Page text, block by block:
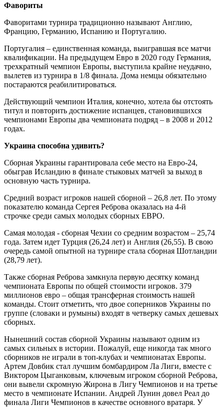
Фавориты
Фаворитами турнира традиционно называют Англию,
Францию, Германию, Испанию и Португалию.
Португалия – единственная команда, выигравшая все матчи
квалификации. На предыдущем Евро в 2020 году Германия,
трехкратный чемпион Европы, выступила крайне неудачно,
вылетев из турнира в 1/8 финала. Дома немцы обязательно
постараются реабилитироваться.
Действующий чемпион Италия, конечно, хотела бы отстоять
титул и повторить достижение испанцев, становившихся
чемпионами Европы два чемпионата подряд – в 2008 и 2012
годах.
Украина способна удивить?
Сборная Украины гарантировала себе место на Евро-24,
обыграв Исландию в финале стыковых матчей за выход в
основную часть турнира.
Средний возраст игроков нашей сборной – 26,8 лет. По этому
показателю команда Сергея Реброва оказалась на 4-й
строчке среди самых молодых сборных ЕВРО.
Самая молодая - сборная Чехии со средним возрастом – 25,74
года. Затем идет Турция (26,24 лет) и Англия (26,55). В свою
очередь самой опытной на турнире стала сборная Шотландии
(28,79 лет).
Также сборная Реброва замкнула первую десятку команд
чемпионата Европы по общей стоимости игроков. 379
миллионов евро – общая трансферная стоимость нашей
команды. Стоит отметить, что двое соперников Украины по
группе (словаки и румыны) входят в четверку самых дешевых
сборных.
Нынешний состав сборной Украины называют одним из
самых сильных в истории. Пожалуй, еще никогда так много
сборников не играли в топ-клубах и чемпионатах Европы.
Артем Довбик стал лучшим бомбардиром Ла Лиги, вместе с
Виктором Цыганковым, ключевым игроком сборной Реброва,
они вывели скромную Жирона в Лигу Чемпионов и на третье
место в чемпионате Испании. Андрей Лунин довел Реал до
финала Лиги Чемпионов в качестве основного вратаря. У